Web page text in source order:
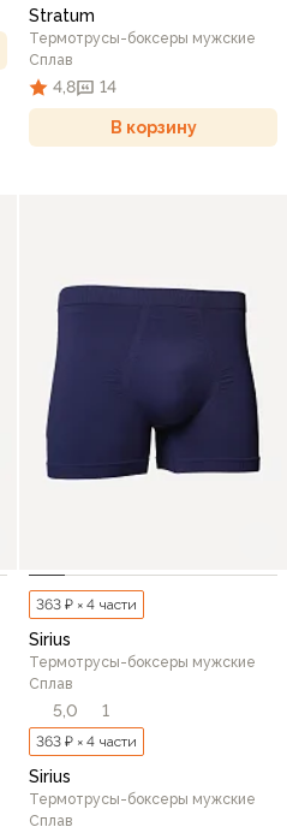
Stratum
Термотрусы-боксеры мужские
Сплав
4,8 14
В корзину
363 ₽ × 4 части
Sirius
Термотрусы-боксеры мужские
Сплав
5,0 1
363 ₽ × 4 части
Sirius
Термотрусы-боксеры мужские
Сплав